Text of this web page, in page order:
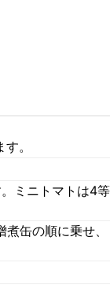
。
ミニトマトは4等
缶の順に乗せ、